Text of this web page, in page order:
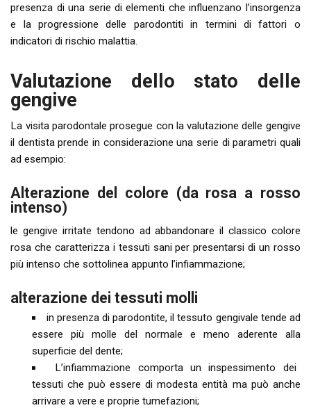
presenza di una serie di elementi che influenzano l’insorgenza
e la progressione delle parodontiti in termini di fattori o
indicatori di rischio malattia.
Valutazione dello stato delle
gengive
La visita parodontale prosegue con la valutazione delle gengive
il dentista prende in considerazione una serie di parametri quali
ad esempio:
Alterazione del colore (da rosa a rosso
intenso)
le gengive irritate tendono ad abbandonare il classico colore
rosa che caratterizza i tessuti sani per presentarsi di un rosso
più intenso che sottolinea appunto l’infiammazione;
alterazione dei tessuti molli
in presenza di parodontite, il tessuto gengivale tende ad
essere più molle del normale e meno aderente alla
superficie del dente;
L’infiammazione comporta un inspessimento dei
tessuti che può essere di modesta entità ma può anche
arrivare a vere e proprie tumefazioni;